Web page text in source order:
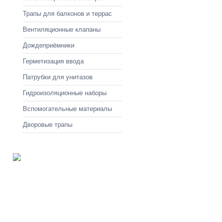
Трапы для балконов и террас
Вентиляционные клапаны
Дождеприёмники
Герметизация ввода
Патрубки для унитазов
Гидроизоляционные наборы
Вспомогательные материалы
Дворовые трапы